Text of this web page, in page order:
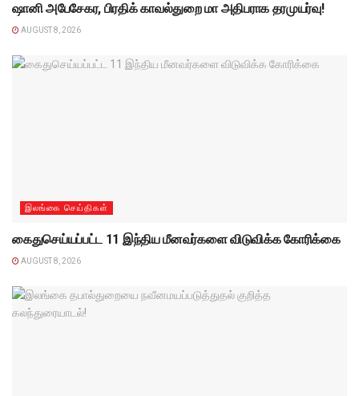
ஷானி அபேசேகர, பிரதிக் காவல்துறை மா அதிபராக தரமுயர்வு!
AUGUST 8, 2026
இலங்கை செய்திகள்
கைதுசெய்யப்பட்ட 11 இந்திய மீனவர்களை விடுவிக்க கோரிக்கை
AUGUST 8, 2026